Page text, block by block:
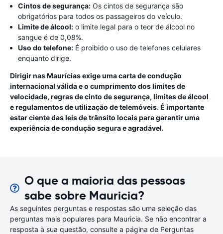
Cintos de segurança: Os cintos de segurança são
obrigatórios para todos os passageiros do veículo.
Limite de álcool: o limite legal para o teor de álcool no
sangue é de 0,08%.
Uso do telefone: É proibido o uso de telefones celulares
enquanto dirige.
Dirigir nas Maurícias exige uma carta de condução
internacional válida e o cumprimento dos limites de
velocidade, regras de cinto de segurança, limites de álcool
e regulamentos de utilização de telemóveis. É importante
estar ciente das leis de trânsito locais para garantir uma
experiência de condução segura e agradável.
O que a maioria das pessoas
sabe sobre Mauricia?
As seguintes perguntas e respostas são uma seleção das
perguntas mais populares para Mauricia. Se não encontrar a
resposta à sua questão, consulte a página de Perguntas